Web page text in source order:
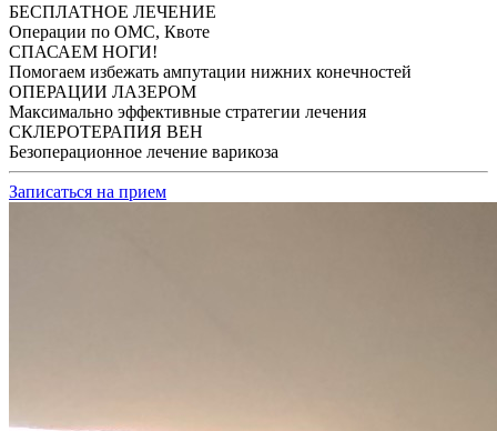
БЕСПЛАТНОЕ ЛЕЧЕНИЕ
Операции по ОМС, Квоте
СПАСАЕМ НОГИ!
Помогаем избежать ампутации нижних конечностей
ОПЕРАЦИИ ЛАЗЕРОМ
Максимально эффективные стратегии лечения
СКЛЕРОТЕРАПИЯ ВЕН
Безоперационное лечение варикоза
Записаться на прием